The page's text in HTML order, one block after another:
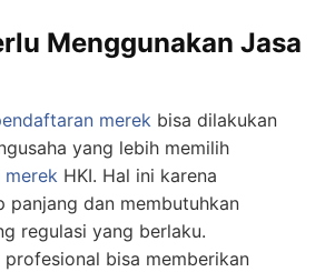
Menggunakan Jasa
merek bisa dilakukan
yang lebih memilih
merek HKI. Hal ini karena
panjang dan membutuhkan
regulasi yang berlaku.
profesional bisa memberikan